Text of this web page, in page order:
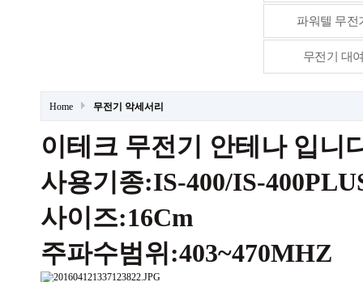
파워텔 무전
무전기 대
Home 무전기 악세서리
이테크 무전기 안테나 입니
사용기종:IS-400/IS-
사이즈:16Cm
주파수범위:403~470MHZ